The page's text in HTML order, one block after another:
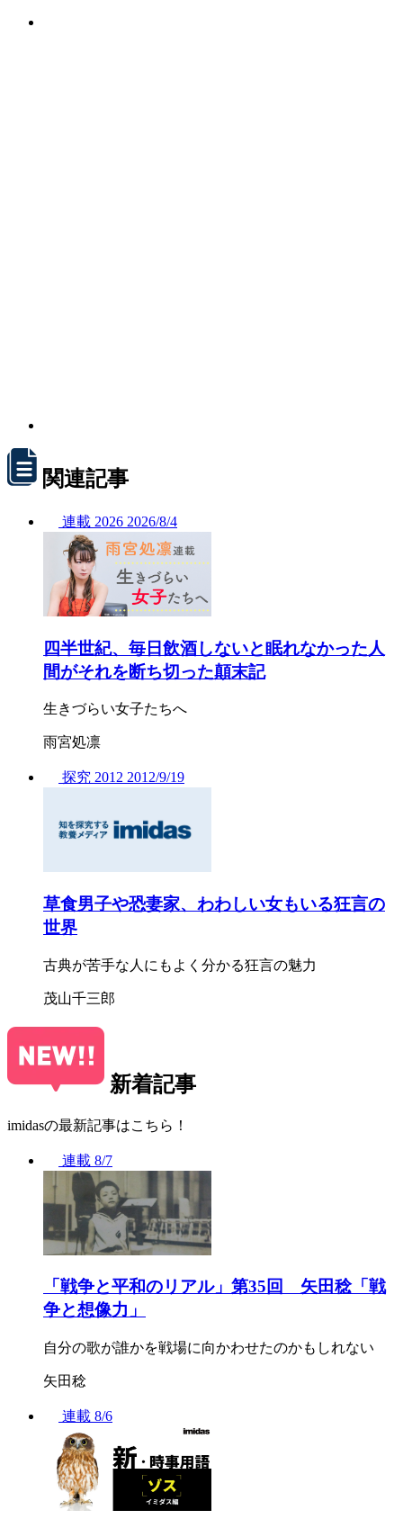
関連記事
連載 2026 2026/8/4
四半世紀、毎日飲酒しないと眠れなかった人
間がそれを断ち切った顛末記
生きづらい女子たちへ
雨宮処凛
探究 2012 2012/9/19
草食男子や恐妻家、わわしい女もいる狂言の
世界
古典が苦手な人にもよく分かる狂言の魅力
茂山千三郎
新着記事
imidasの最新記事はこちら！
連載 8/7
「戦争と平和のリアル」第35回 矢田稔「戦
争と想像力」
自分の歌が誰かを戦場に向かわせたのかもしれない
矢田稔
連載 8/6